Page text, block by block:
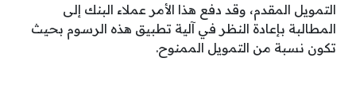
التمويل المقدم، وقد دفع هذا الأمر عملاء البنك إلى
المطالبة بإعادة النظر في آلية تطبيق هذه الرسوم بحيث
تكون نسبة من التمويل الممنوح.